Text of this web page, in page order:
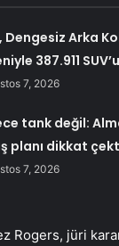
Dengesiz Arka
387.911
7, 2026
tank değil:
planı dikkat
7, 2026
Rogers, jüri